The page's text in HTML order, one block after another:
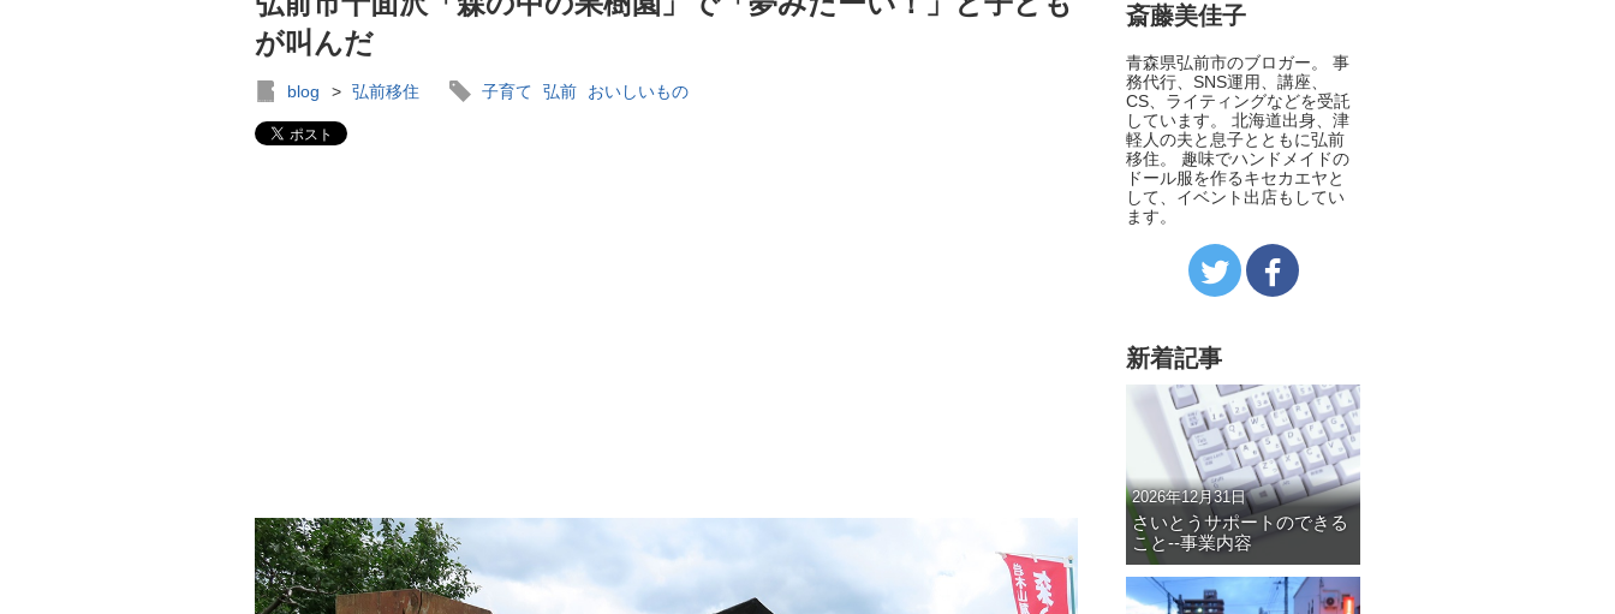
が叫んだ
blog > 弘前移住 子育て 弘前 おいしいもの
斎藤美佳子
青森県弘前市のブロガー。 事
務代行、SNS運用、講座、
CS、ライティングなどを受託
しています。 北海道出身、津
軽人の夫と息子とともに弘前
移住。 趣味でハンドメイドの
ドール服を作るキセカエヤと
して、イベント出店もしてい
ます。
新着記事
2026年12月31日
さいとうサポートのできる
こと--事業内容